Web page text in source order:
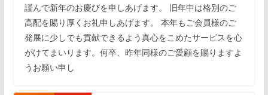
謹んで新年のお慶びを申しあげます。 旧年中は格別のご
高配を賜り厚くお礼申しあげます。 本年もご会員様のご
発展に少しでも貢献できるよう真心をこめたサービスを心
がけてまいります。何卒、昨年同様のご愛顧を賜りますよ
うお願い申し